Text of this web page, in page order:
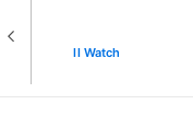
View All Watch